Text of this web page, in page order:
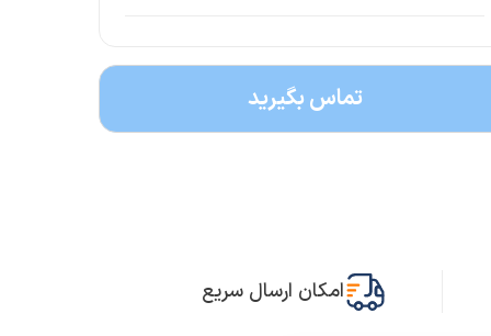
تماس بگیرید
امکان ارسال سریع